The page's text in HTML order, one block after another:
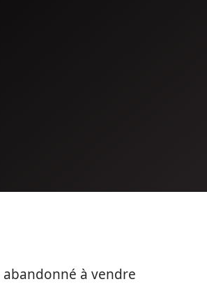
à vendre